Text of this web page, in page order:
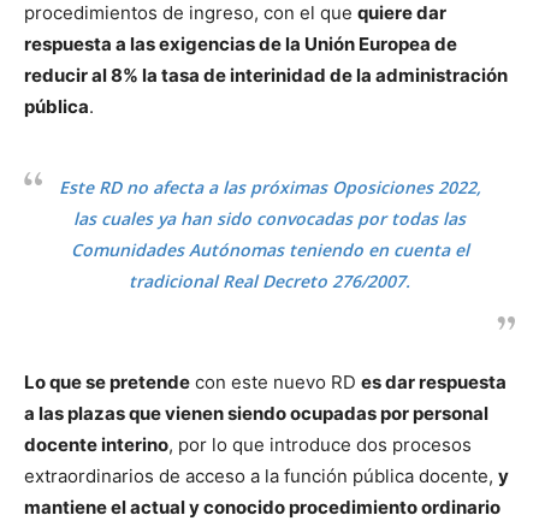
procedimientos de ingreso, con el que quiere dar
respuesta a las exigencias de la Unión Europea de
reducir al 8% la tasa de interinidad de la administración
pública.
Este RD no afecta a las próximas Oposiciones 2022,
las cuales ya han sido convocadas por todas las
Comunidades Autónomas teniendo en cuenta el
tradicional Real Decreto 276/2007.
Lo que se pretende con este nuevo RD es dar respuesta
a las plazas que vienen siendo ocupadas por personal
docente interino, por lo que introduce dos procesos
extraordinarios de acceso a la función pública docente, y
mantiene el actual y conocido procedimiento ordinario